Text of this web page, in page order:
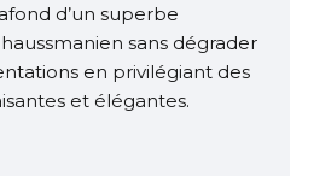
d’un superbe
sans dégrader
en privilégiant des
et élégantes.